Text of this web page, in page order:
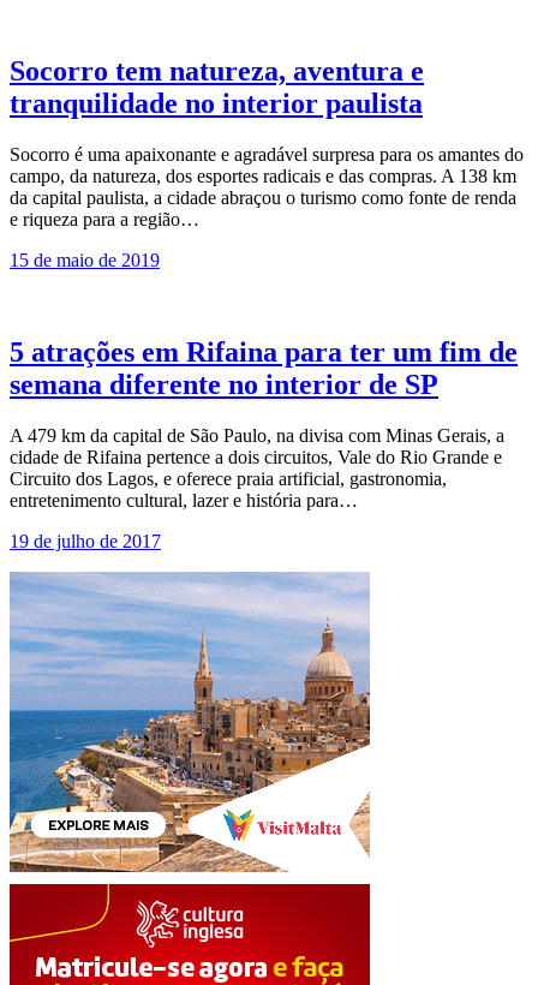
Socorro tem natureza, aventura e
tranquilidade no interior paulista
Socorro é uma apaixonante e agradável surpresa para os amantes do
campo, da natureza, dos esportes radicais e das compras. A 138 km
da capital paulista, a cidade abraçou o turismo como fonte de renda
e riqueza para a região…
15 de maio de 2019
5 atrações em Rifaina para ter um fim de
semana diferente no interior de SP
A 479 km da capital de São Paulo, na divisa com Minas Gerais, a
cidade de Rifaina pertence a dois circuitos, Vale do Rio Grande e
Circuito dos Lagos, e oferece praia artificial, gastronomia,
entretenimento cultural, lazer e história para…
19 de julho de 2017